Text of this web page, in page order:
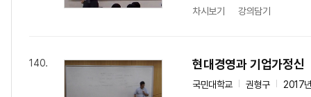
차시보기
강의담기
140. 현대경영과 기업가정신
국민대학교 권형구
2017